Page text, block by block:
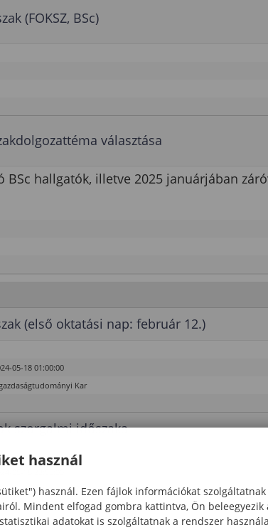
(FOKSZ, BSc)
választása
BSc hallgatók, illetve 2025 januárjában
(első oktatási nap: február 12.)
05-18 01:00:00
Kar
szorgalmi időszaka
Kar
használ
használ. Ezen fájlok információkat
Mindent elfogad gombra kattintva, Ön beleegyezik
adatokat is szolgáltatnak a rendszer